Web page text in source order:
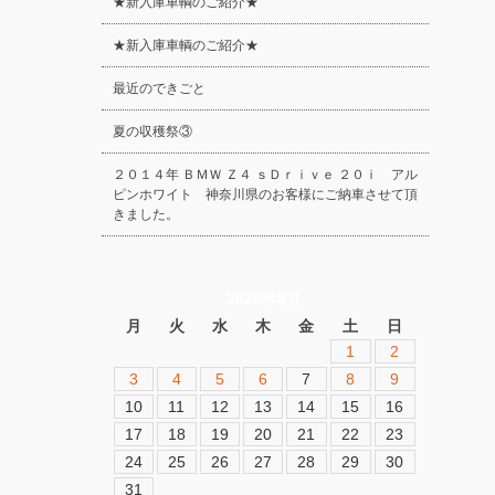
★新入庫車輌のご紹介★
最近のできごと
夏の収穫祭③
２０１４年 ＢＭＷ Ｚ４ ｓＤｒｉｖｅ ２０ｉ アル
ピンホワイト 神奈川県のお客様にご納車させて頂
きました。
月
火 水 木 金 土
日
1
2
3
4 5 6 7 8
9
10
11 12 13 14 15
16
17
18 19 20 21 22
23
24
25 26 27 28 29
30
31